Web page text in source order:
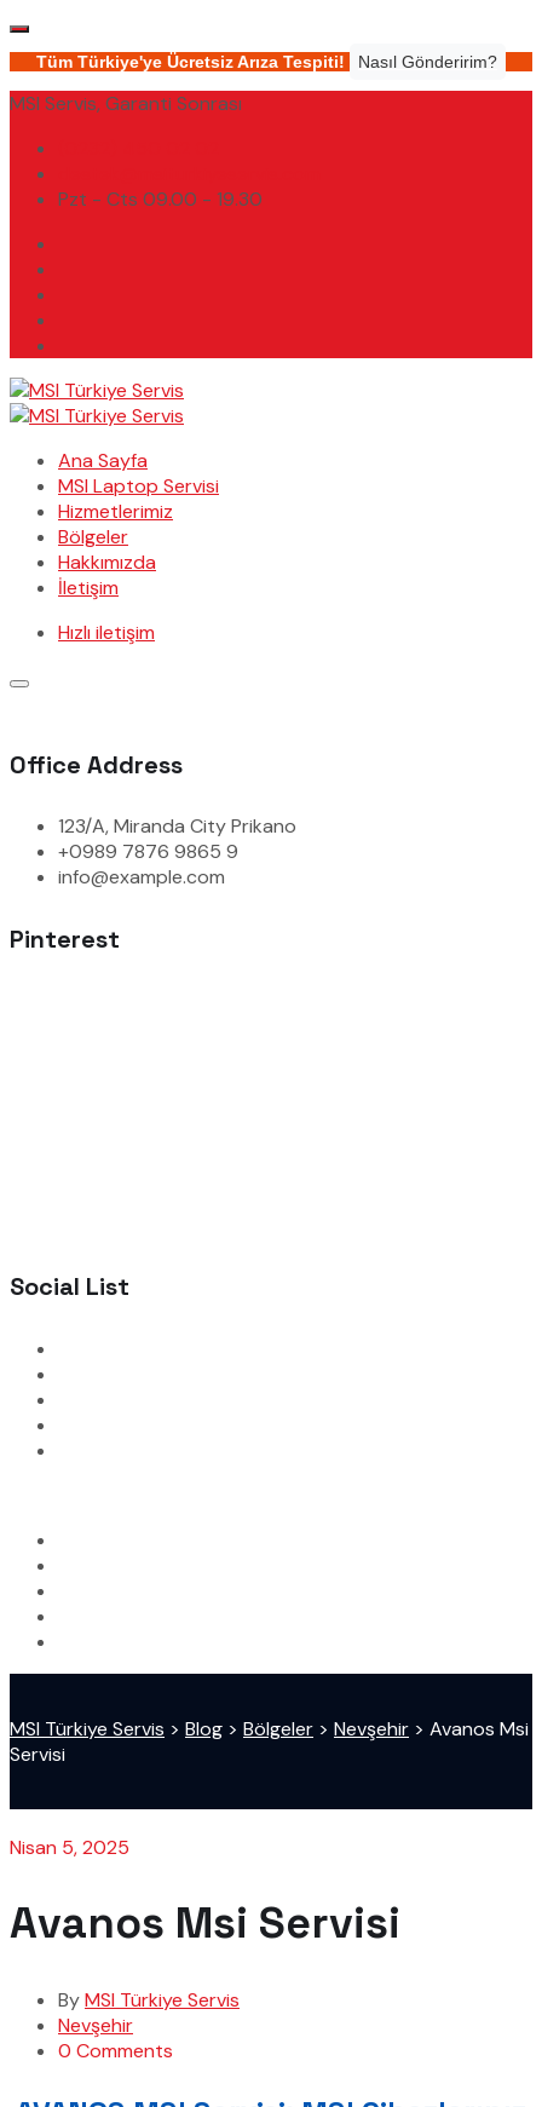
Tüm Türkiye'ye Ücretsiz Arıza Tespiti! Nasıl Gönderirim?
MSI Servis, Garanti Sonrası
Pzt - Cts 09.00 - 19.30
Ana Sayfa
MSI Laptop Servisi
Hizmetlerimiz
Bölgeler
Hakkımızda
İletişim
Hızlı iletişim
Office Address
123/A, Miranda City Prikano
+0989 7876 9865 9
info@example.com
Pinterest
Social List
MSI Türkiye Servis > Blog > Bölgeler > Nevşehir > Avanos Msi
Servisi
Nisan 5, 2025
Avanos Msi Servisi
ByMSI Türkiye Servis
Nevşehir
0 Comments